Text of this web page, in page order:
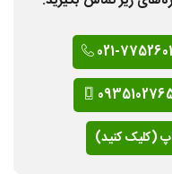
021-
(کلیک کنید)